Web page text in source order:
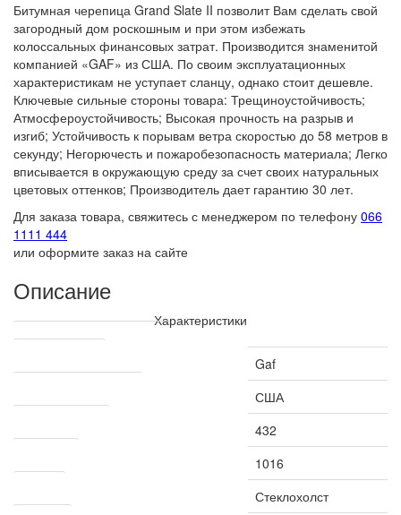
Битумная черепица Grand Slate II позволит Вам сделать свой
загородный дом роскошным и при этом избежать
колоссальных финансовых затрат. Производится знаменитой
компанией «GAF» из США. По своим эксплуатационных
характеристикам не уступает сланцу, однако стоит дешевле.
Ключевые сильные стороны товара: Трещиноустойчивость;
Атмосфероустойчивость; Высокая прочность на разрыв и
изгиб; Устойчивость к порывам ветра скоростью до 58 метров в
секунду; Негорючесть и пожаробезопасность материала; Легко
вписывается в окружающую среду за счет своих натуральных
цветовых оттенков; Производитель дает гарантию 30 лет.
Для заказа товара, свяжитесь с менеджером по телефону 066
1111 444
или оформите заказ на сайте
Описание
Характеристики
Технические характеристики
Gaf
США
432
1016
Стеклохолст